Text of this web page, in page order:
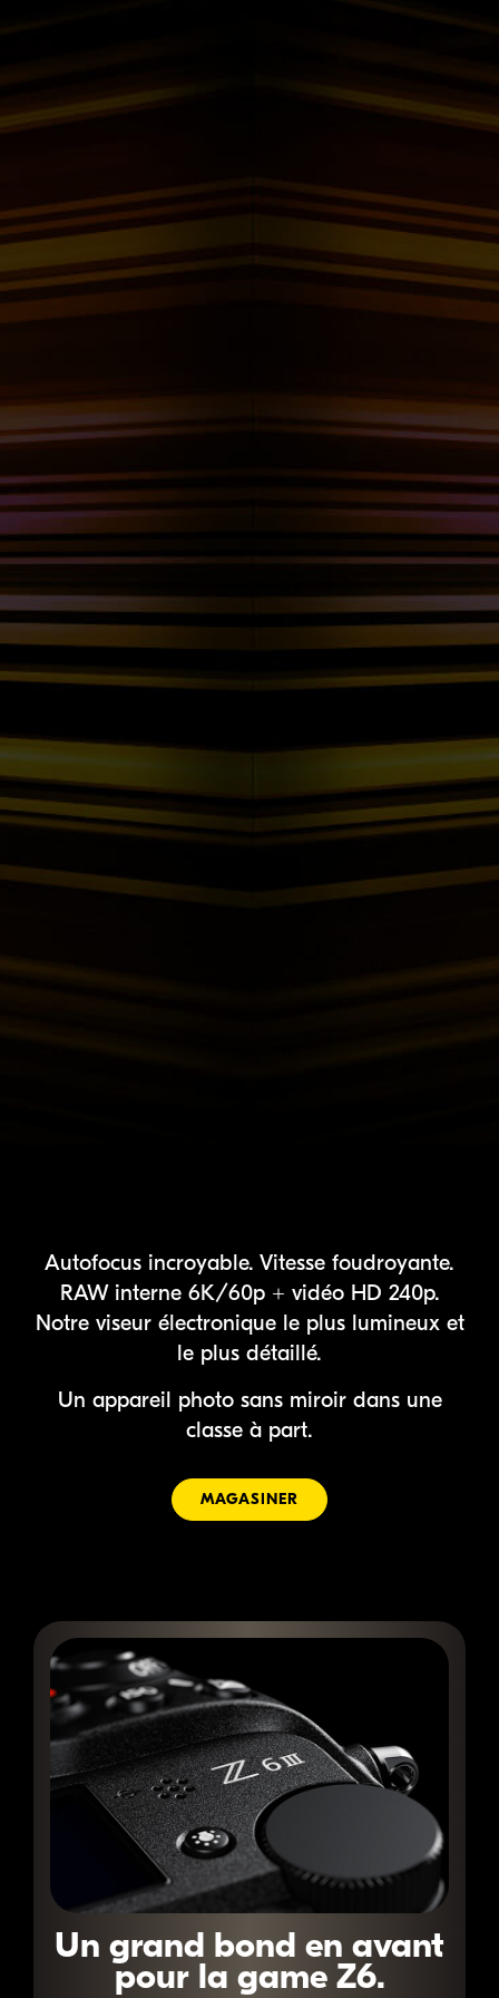
Autofocus incroyable. Vitesse foudroyante.
RAW interne 6K/60p + vidéo HD 240p.
Notre viseur électronique le plus lumineux et
le plus détaillé.
Un appareil photo sans miroir dans une
classe à part.
MAGASINER
Un grand bond en avant
pour la game Z6.